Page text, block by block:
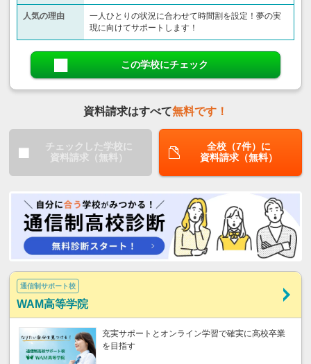
人気の理由
一人ひとりの状況に合わせて時間割を設定！夢の実
現に向けてサポートします！
この学校にチェック
資料請求はすべて無料です！
チェックした学校に
資料請求（無料）
全校（7件）に
資料請求（無料）
通信制サポート校
WAM高等学院
充実サポートとオンライン学習で確実に高校卒業
を目指す